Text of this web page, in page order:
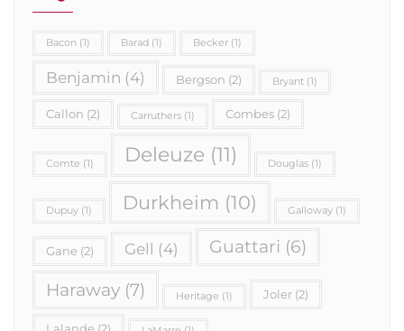
Bacon (1) Barad (1) Becker (1)
Benjamin (4) Bergson (2) Bryant (1)
Callon (2) Carruthers (1) Combes (2)
Comte (1) Deleuze (11) Douglas (1)
Dupuy (1) Durkheim (10) Galloway (1)
Gane (2) Gell (4) Guattari (6)
Haraway (7) Heritage (1) Joler (2)